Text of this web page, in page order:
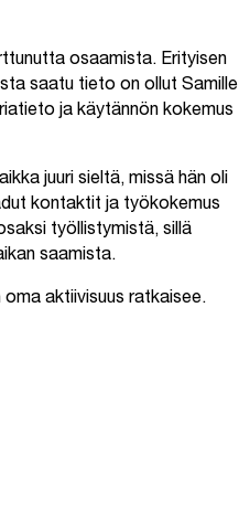
osaamista. Erityisen
saatu tieto on ollut Samille
ja käytännön kokemus
juuri sieltä, missä hän oli
kontaktit ja työkokemus
työllistymistä, sillä
saamista.
aktiivisuus ratkaisee.